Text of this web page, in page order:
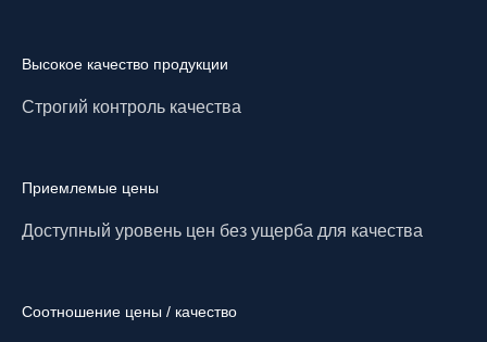
Высокое качество продукции
Строгий контроль качества
Приемлемые цены
Доступный уровень цен без ущерба для качества
Соотношение цены / качество